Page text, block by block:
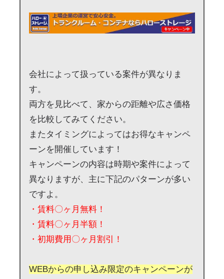
会社によって扱っている案件が異なりま
す。
両方を見比べて、家からの距離や広さ価格
を比較してみてください。
またタイミングによってはお得なキャンペ
ーンを開催しています！
キャンペーンの内容は時期や案件によって
異なりますが、主に下記のパターンが多い
ですよ。
・賃料〇ヶ月無料！
・賃料〇ヶ月半額！
・初期費用〇ヶ月割引！
WEBからの申し込み限定のキャンペーンが